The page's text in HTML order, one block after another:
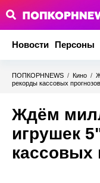
Новости Персоны
ПОПКОРНNEWS / Кино /
рекорды кассовых прогнозов
Ждём
игрушек
кассовых